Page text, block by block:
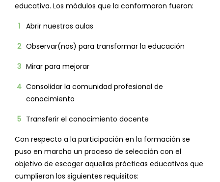
educativa. Los módulos que la conformaron fueron:
Abrir nuestras aulas
Observar(nos) para transformar la educación
Mirar para mejorar
Consolidar la comunidad profesional de
conocimiento
Transferir el conocimiento docente
Con respecto a la participación en la formación se
puso en marcha un proceso de selección con el
objetivo de escoger aquellas prácticas educativas que
cumplieran los siguientes requisitos: